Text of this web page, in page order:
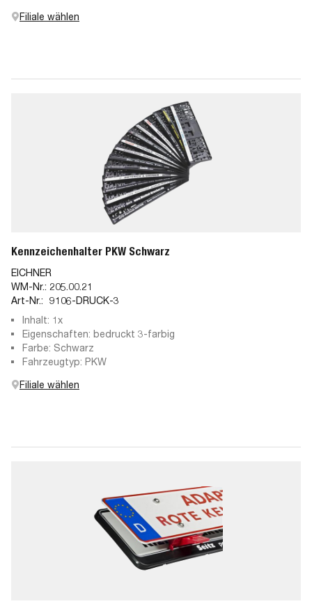
Filiale wählen
Kennzeichenhalter PKW Schwarz
EICHNER
WM-Nr.: 205.00.21
Art-Nr.: 9106-DRUCK-3
Inhalt: 1x
Eigenschaften: bedruckt 3-farbig
Farbe: Schwarz
Fahrzeugtyp: PKW
Filiale wählen